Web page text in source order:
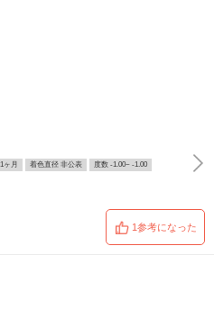
1ヶ月 着色直径 非公表 度数 -1.00~ -1.00
1参考になった